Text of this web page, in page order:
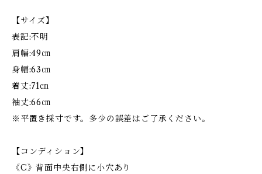
【サイズ】
表記:不明
肩幅:49㎝
身幅:63㎝
着丈:71㎝
袖丈:66㎝
※平置き採寸です。多少の誤差はご了承ください。
【コンディション】
《C》背面中央右側に小穴あり